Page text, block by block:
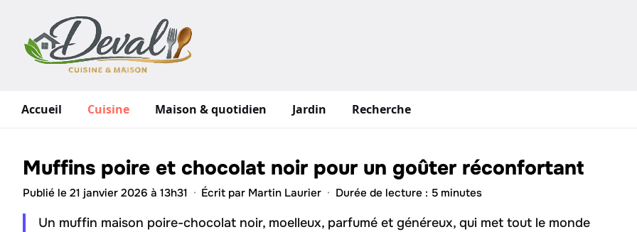
contenu
Accueil Cuisine Maison & quotidien Jardin Recherche
Muffins poire et chocolat noir pour un goûter réconfortant
Publié le 21 janvier 2026 à 13h31 · Écrit par Martin Laurier · Durée de lecture : 5 minutes
Un muffin maison poire-chocolat noir, moelleux, parfumé et généreux, qui met tout le monde